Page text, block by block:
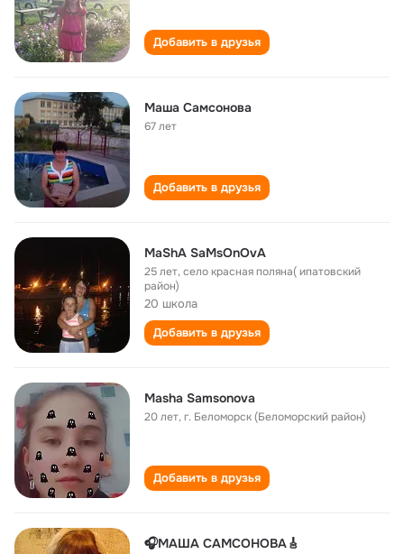
Добавить в друзья
Mаша Самсонова
67 лет
Добавить в друзья
MaShA SaMsOnOvA
25 лет,село красная поляна( ипатовский
район)
20 школа
Добавить в друзья
Masha Samsonova
20 лет,г. Беломорск (Беломорский район)
Добавить в друзья
🎧МАША САМСОНОВА🎸